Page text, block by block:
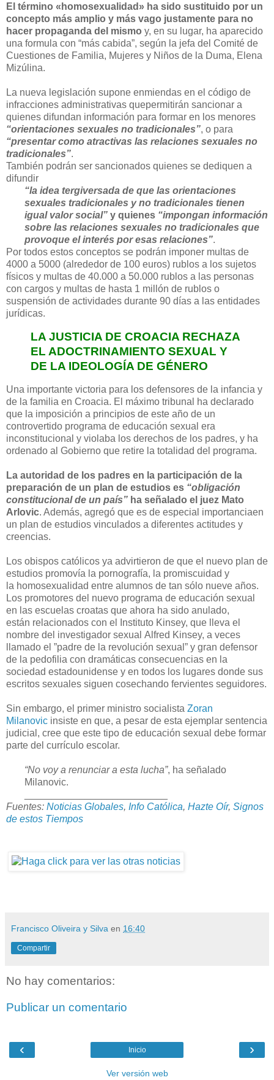
El término «homosexualidad» ha sido sustituido por un
concepto más amplio y más vago justamente para no
hacer propaganda del mismo y, en su lugar, ha aparecido
una formula con “más cabida”, según la jefa del Comité de
Cuestiones de Familia, Mujeres y Niños de la Duma, Elena
Mizúlina.
La nueva legislación supone enmiendas en el código de
infracciones administrativas quepermitirán sancionar a
quienes difundan información para formar en los menores
“orientaciones sexuales no tradicionales”, o para
“presentar como atractivas las relaciones sexuales no
tradicionales”.
También podrán ser sancionados quienes se dediquen a
difundir
“la idea tergiversada de que las orientaciones
sexuales tradicionales y no tradicionales tienen
igual valor social” y quienes “impongan información
sobre las relaciones sexuales no tradicionales que
provoque el interés por esas relaciones”.
Por todos estos conceptos se podrán imponer multas de
4000 a 5000 (alrededor de 100 euros) rublos a los sujetos
físicos y multas de 40.000 a 50.000 rublos a las personas
con cargos y multas de hasta 1 millón de rublos o
suspensión de actividades durante 90 días a las entidades
jurídicas.
LA JUSTICIA DE CROACIA RECHAZA
EL ADOCTRINAMIENTO SEXUAL Y
DE LA IDEOLOGÍA DE GÉNERO
Una importante victoria para los defensores de la infancia y
de la familia en Croacia. El máximo tribunal ha declarado
que la imposición a principios de este año de un
controvertido programa de educación sexual era
inconstitucional y violaba los derechos de los padres, y ha
ordenado al Gobierno que retire la totalidad del programa.
La autoridad de los padres en la participación de la
preparación de un plan de estudios es “obligación
constitucional de un país” ha señalado el juez Mato
Arlovic. Además, agregó que es de especial importanciaen
un plan de estudios vinculados a diferentes actitudes y
creencias.
Los obispos católicos ya advirtieron de que el nuevo plan de
estudios promovía la pornografía, la promiscuidad y
la homosexualidad entre alumnos de tan sólo nueve años.
Los promotores del nuevo programa de educación sexual
en las escuelas croatas que ahora ha sido anulado,
están relacionados con el Instituto Kinsey, que lleva el
nombre del investigador sexual Alfred Kinsey, a veces
llamado el ”padre de la revolución sexual” y gran defensor
de la pedofilia con dramáticas consecuencias en la
sociedad estadounidense y en todos los lugares donde sus
escritos sexuales siguen cosechando fervientes seguidores.
Sin embargo, el primer ministro socialista Zoran
Milanovic insiste en que, a pesar de esta ejemplar sentencia
judicial, cree que este tipo de educación sexual debe formar
parte del currículo escolar.
“No voy a renunciar a esta lucha”, ha señalado
Milanovic.
Fuentes: Noticias Globales, Info Católica, Hazte Oír, Signos
de estos Tiempos
Francisco Oliveira y Silva en 16:40
Compartir
No hay comentarios:
Publicar un comentario
‹ ›
Inicio
Ver versión web